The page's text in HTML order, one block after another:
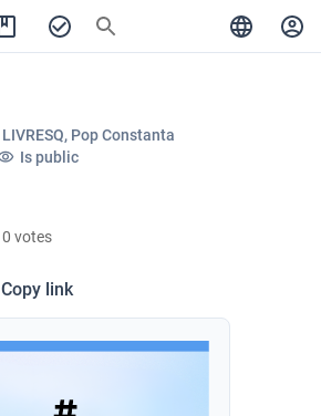
LIVRESQ, Pop Constanta
Is public
0 votes
Copy link